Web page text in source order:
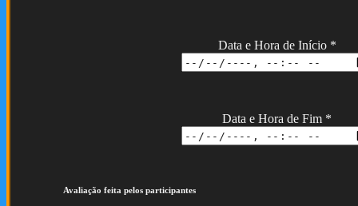
Data e Hora de Início *
Data e Hora de Fim *
Avaliação feita pelos participantes